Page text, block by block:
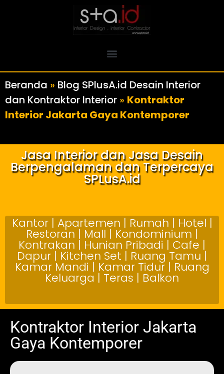
Beranda » Blog SPlusA.id Desain Interior
dan Kontraktor Interior » Kontraktor
Interior Jakarta Gaya Kontemporer
Jasa Interior dan Jasa Desain
Berpengalaman dan Terpercaya
SPLusA.id
Kantor | Apartemen | Rumah | Hotel |
Restoran | Mall | Kondominium |
Kontrakan | Hunian Pribadi | Cafe |
Dapur | Kitchen Set | Ruang Tamu |
Kamar Mandi | Kamar Tidur | Ruang
Keluarga | Teras | Balkon
Kontraktor Interior Jakarta
Gaya Kontemporer